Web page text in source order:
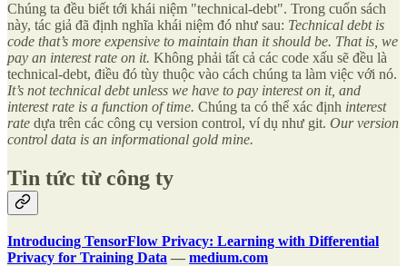
Chúng ta đều biết tới khái niệm "technical-debt". Trong cuốn sách
này, tác giả đã định nghĩa khái niệm đó như sau: Technical debt is
code that’s more expensive to maintain than it should be. That is, we
pay an interest rate on it. Không phải tất cả các code xấu sẽ đều là
technical-debt, điều đó tùy thuộc vào cách chúng ta làm việc với nó.
It’s not technical debt unless we have to pay interest on it, and
interest rate is a function of time. Chúng ta có thể xác định interest
rate dựa trên các công cụ version control, ví dụ như git. Our version
control data is an informational gold mine.
Tin tức từ công ty
Introducing TensorFlow Privacy: Learning with Differential
Privacy for Training Data — medium.com